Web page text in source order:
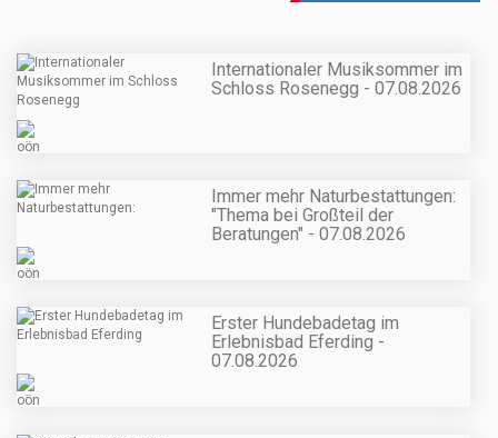
Internationaler Musiksommer im
Schloss Rosenegg - 07.08.2026
Immer mehr Naturbestattungen:
"Thema bei Großteil der
Beratungen" - 07.08.2026
Erster Hundebadetag im
Erlebnisbad Eferding -
07.08.2026